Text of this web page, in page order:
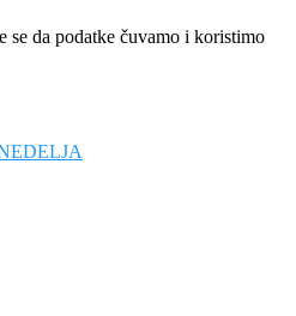
se da podatke čuvamo i koristimo